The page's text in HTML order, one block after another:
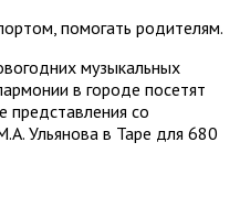
помогать родителям.
музыкальных
в городе посетят
представления со
Ульянова в Таре для 680